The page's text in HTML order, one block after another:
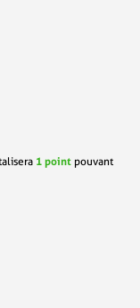
1 point pouvant